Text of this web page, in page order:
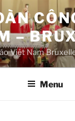
–
Việt Nam
Menu